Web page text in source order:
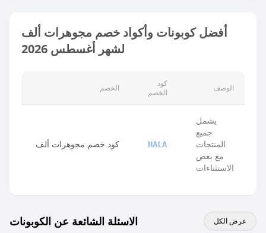
أفضل كوبونات وأكواد خصم مجوهرات ألف
لشهر أغسطس 2026
الخصم
كود
الخصم
الوصف
كود خصم مجوهرات ألف HALA
يشمل
جميع
المنتجات
مع بعض
الاستثناءات
الاسئلة الشائعة عن الكوبونات عرض الكل